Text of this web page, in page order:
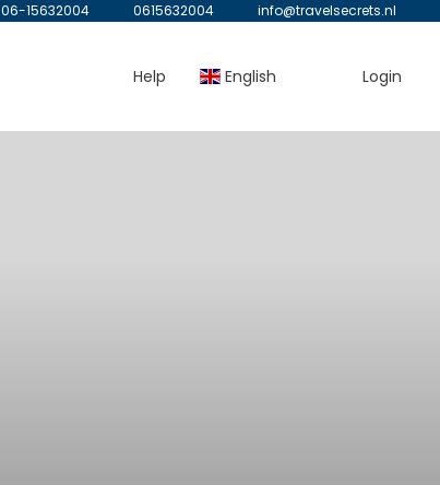
06-15632004 0615632004 info@travelsecrets.nl
Help English Login